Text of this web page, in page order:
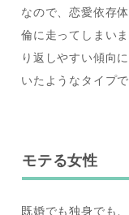
なので、恋愛依存
倫に走ってしまい
り返しやすい傾向
いたようなタイプ
モテる女性
既婚でも独身でも